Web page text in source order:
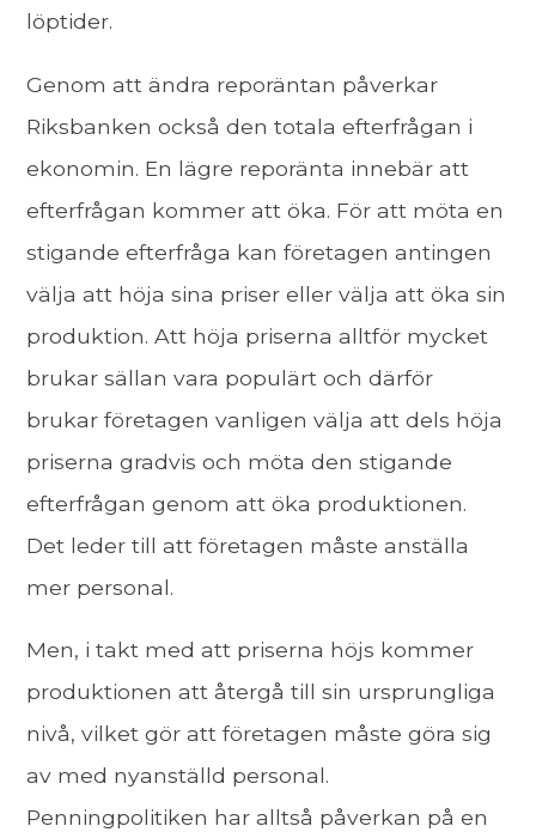
löptider.
Genom att ändra reporäntan påverkar
Riksbanken också den totala efterfrågan i
ekonomin. En lägre reporänta innebär att
efterfrågan kommer att öka. För att möta en
stigande efterfråga kan företagen antingen
välja att höja sina priser eller välja att öka sin
produktion. Att höja priserna alltför mycket
brukar sällan vara populärt och därför
brukar företagen vanligen välja att dels höja
priserna gradvis och möta den stigande
efterfrågan genom att öka produktionen.
Det leder till att företagen måste anställa
mer personal.
Men, i takt med att priserna höjs kommer
produktionen att återgå till sin ursprungliga
nivå, vilket gör att företagen måste göra sig
av med nyanställd personal.
Penningpolitiken har alltså påverkan på en